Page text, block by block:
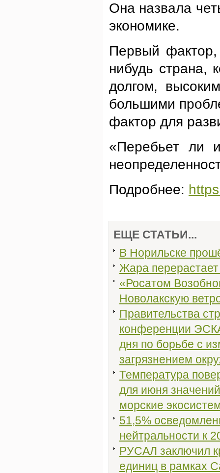
Она назвала
экономике.
Первый фактор,
нибудь страна,
долгом,
большими
фактор для
«Перебьет ли
Подробнее:
ЕЩЕ СТАТЬИ...
В Норильске
Жара
«Росатом
Новолакскую
Правительства
конференции
дня по борьбе с
загрязнением
Температура
для июня
морские
51,5%
нейтральности к
РУСАЛ заключил
единиц в рамках